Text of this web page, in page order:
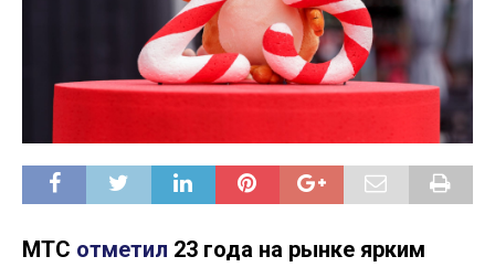
МТС отметил 23 года на рынке ярким